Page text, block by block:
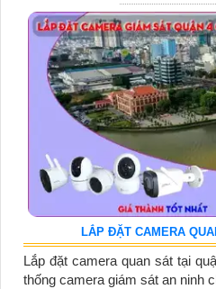
LẮP ĐẶT CAMERA
Lắp đặt camera quan sát tại
thống camera giám sát an ninh